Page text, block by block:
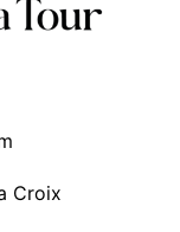
Croix